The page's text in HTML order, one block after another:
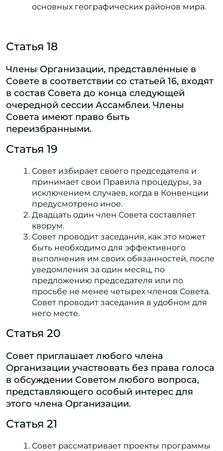
основных географических районов мира.
Статья 18
Члены Организации, представленные в
Совете в соответствии со статьей 16, входят
в состав Совета до конца следующей
очередной сессии Ассамблеи. Члены
Совета имеют право быть
переизбранными.
Статья 19
Совет избирает своего председателя и
принимает свои Правила процедуры, за
исключением случаев, когда в Конвенции
предусмотрено иное.
Двадцать один член Совета составляет
кворум.
Совет проводит заседания, как это может
быть необходимо для эффективного
выполнения им своих обязанностей, после
уведомления за один месяц, по
предложению председателя или по
просьбе не менее четырех членов Совета.
Совет проводит заседания в удобном для
него месте.
Статья 20
Совет приглашает любого члена
Организации участвовать без права голоса
в обсуждении Советом любого вопроса,
представляющего особый интерес для
этого члена Организации.
Статья 21
Совет рассматривает проекты программы